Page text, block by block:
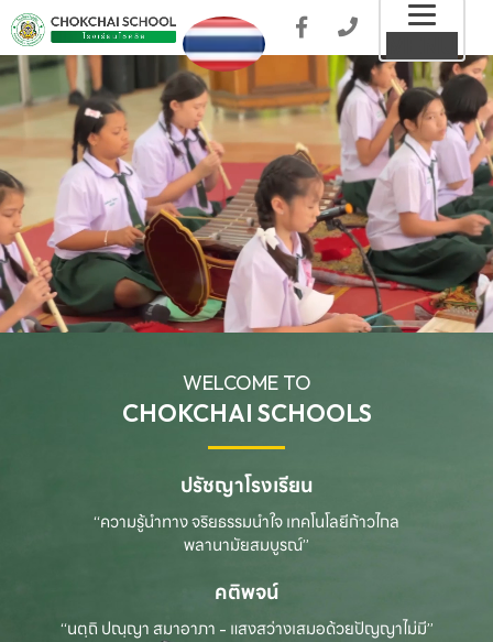
WELCOME TO
CHOKCHAI SCHOOLS
ปรัชญาโรงเรียน
“ความรู้นำทาง จริยธรรมนำใจ เทคโนโลยีก้าวไกล
พลานามัยสมบูรณ์”
คติพจน์
“นตฺถิ ปณฺญา สมาอาภา - แสงสว่างเสมอด้วยปัญญาไม่มี”